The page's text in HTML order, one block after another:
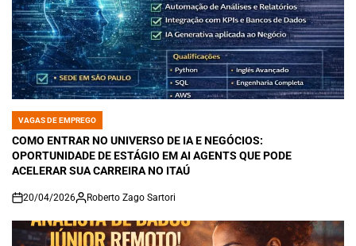
POSTED
IN
VAGAS DE EMPREGO
COMO ENTRAR NO UNIVERSO DE IA E NEGÓCIOS:
OPORTUNIDADE DE ESTÁGIO EM AI AGENTS QUE PODE
ACELERAR SUA CARREIRA NO ITAÚ
on
20/04/2026 Roberto Zago Sartori